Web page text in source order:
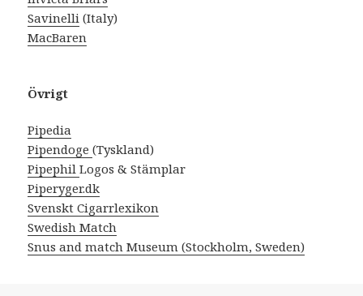
Savinelli (Italy)
MacBaren
Övrigt
Pipedia
Pipendoge(Tyskland)
PipephilLogos & Stämplar
Piperyger.dk
Svenskt Cigarrlexikon
Swedish Match
Snus and match Museum (Stockholm, Sweden)